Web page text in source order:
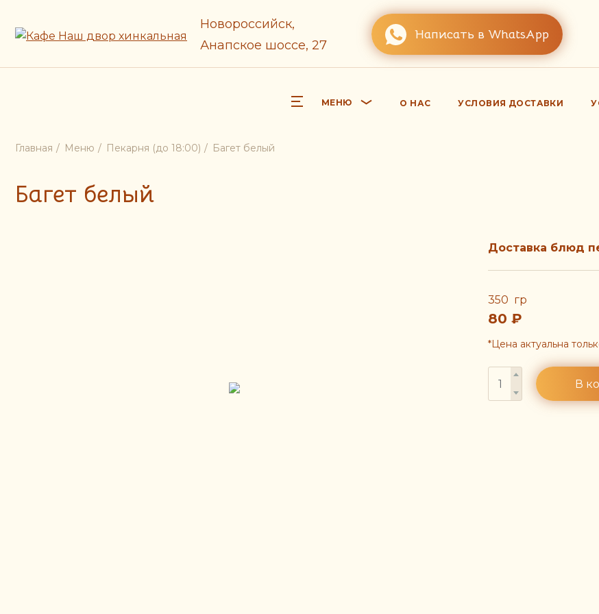
Новороссийск,
Анапское шоссе, 27
Написать в WhatsApp
О НАС УСЛОВИЯ ДОСТАВКИ
МЕНЮ
Главная Меню Пекарня (до 18:00) Багет белый
Багет белый
Доставка блюд
350 гр
80 ₽
*Цена актуальна
В